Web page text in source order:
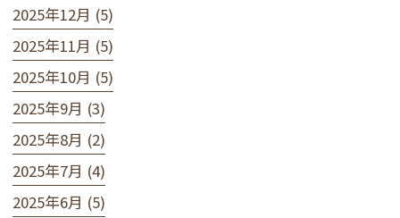
2025年12月 (5)
2025年11月 (5)
2025年10月 (5)
2025年9月 (3)
2025年8月 (2)
2025年7月 (4)
2025年6月 (5)